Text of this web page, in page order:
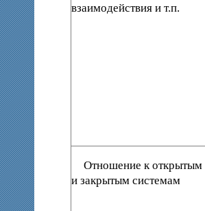
взаимодействия и т.п.
Отношение к открытым
и закрытым системам